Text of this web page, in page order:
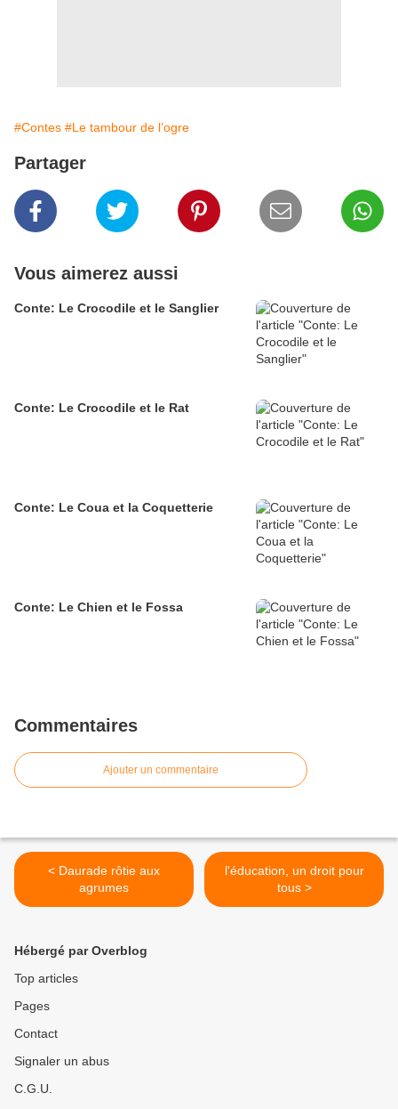
#Contes #Le tambour de l’ogre
Partager
Vous aimerez aussi
Conte: Le Crocodile et le Sanglier
Conte: Le Crocodile et le Rat
Conte: Le Coua et la Coquetterie
Conte: Le Chien et le Fossa
Commentaires
Ajouter un commentaire
< Daurade rôtie aux
agrumes
l'éducation, un droit pour
tous >
Hébergé par Overblog
Top articles
Pages
Contact
Signaler un abus
C.G.U.